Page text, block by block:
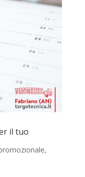
il tuo
,